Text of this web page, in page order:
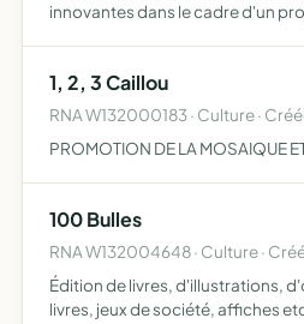
innovantes dans le cadre d'un
1, 2, 3 Caillou
RNA W132000183 · Culture ·
PROMOTION DE LA MOSAIQUE
100 Bulles
RNA W132004648 · Culture ·
Édition de livres, d'illustrations,
livres, jeux de société, affiches